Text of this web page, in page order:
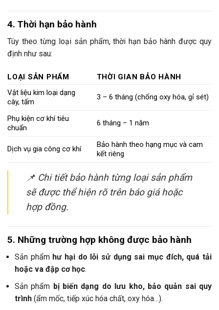
4. Thời hạn bảo hành
Tùy theo từng loại sản phẩm, thời hạn bảo hành được quy
định như sau:
LOẠI SẢN PHẨM
THỜI GIAN BẢO HÀNH
Vật liệu kim loại dạng
cây, tấm
3 – 6 tháng (chống oxy hóa, gỉ sét)
Phụ kiện cơ khí tiêu
chuẩn
6 tháng – 1 năm
Dịch vụ gia công cơ khí
Bảo hành theo hạng mục và cam
kết riêng
📌 Chi tiết bảo hành từng loại sản phẩm
sẽ được thể hiện rõ trên báo giá hoặc
hợp đồng.
5. Những trường hợp không được bảo hành
Sản phẩm hư hại do lỗi sử dụng sai mục đích, quá tải
hoặc va đập cơ học.
Sản phẩm bị biến dạng do lưu kho, bảo quản sai quy
trình (ẩm mốc, tiếp xúc hóa chất, oxy hóa…).